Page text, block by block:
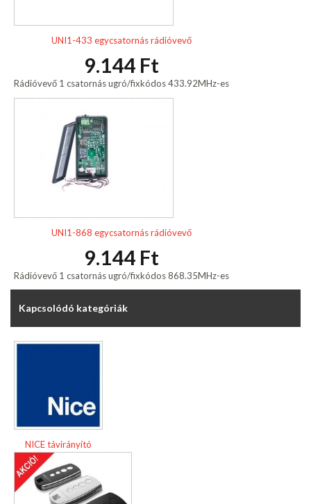
UNI1-433 egycsatornás rádióvevő
9.144 Ft
Rádióvevő 1 csatornás ugró/fixkódos 433.92MHz-es
UNI1-868 egycsatornás rádióvevő
9.144 Ft
Rádióvevő 1 csatornás ugró/fixkódos 868.35MHz-es
Kapcsolódó kategóriák
NICE távirányító